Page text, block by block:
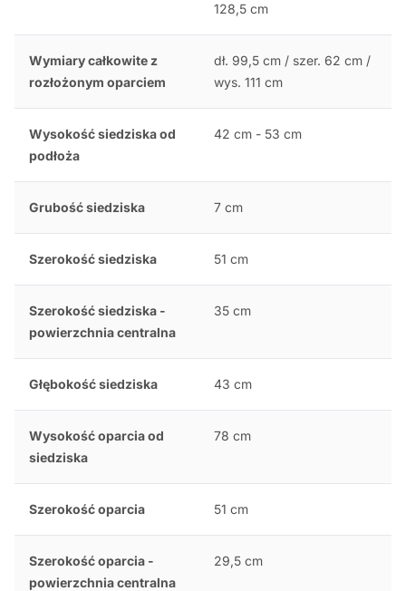
128,5 cm
Wymiary całkowite z
rozłożonym oparciem
dł. 99,5 cm / szer. 62 cm /
wys. 111 cm
Wysokość siedziska od
podłoża
42 cm - 53 cm
Grubość siedziska 7 cm
Szerokość siedziska 51 cm
Szerokość siedziska -
powierzchnia centralna
35 cm
Głębokość siedziska 43 cm
Wysokość oparcia od
siedziska
78 cm
Szerokość oparcia 51 cm
Szerokość oparcia -
powierzchnia centralna
29,5 cm